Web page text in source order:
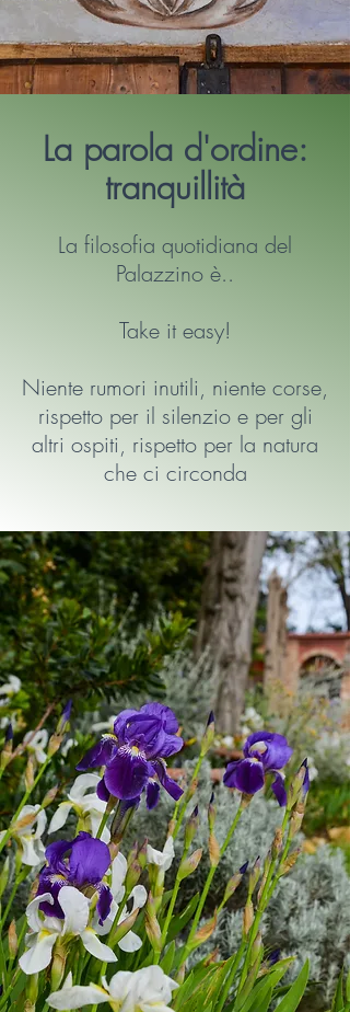
La parola d'ordine:
tranquillità
La filosofia quotidiana del
Palazzino è..
Take it easy!
Niente rumori inutili, niente corse,
rispetto per il silenzio e per gli
altri ospiti, rispetto per la natura
che ci circonda